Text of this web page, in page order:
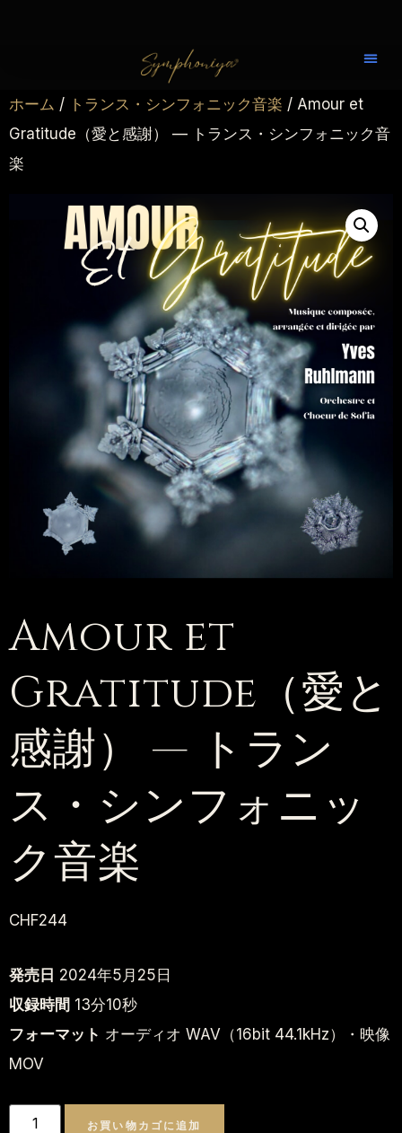
ホーム / トランス・シンフォニック音楽 / Amour et
Gratitude（愛と感謝） — トランス・シンフォニック音
楽
Amour et
Gratitude（愛と
感謝） — トラン
ス・シンフォニッ
ク音楽
CHF244
発売日 2024年5月25日
収録時間 13分10秒
フォーマット オーディオ WAV（16bit 44.1kHz）・映像
MOV
お買い物カゴに追加